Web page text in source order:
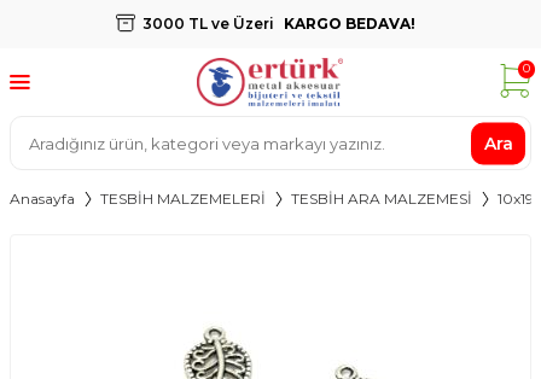
3000 TL ve Üzeri KARGO BEDAVA!
Ara
0
Anasayfa TESBİH MALZEMELERİ TESBİH ARA MALZEMESİ